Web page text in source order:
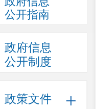
公开指南
政府信息
公开制度
政策文件